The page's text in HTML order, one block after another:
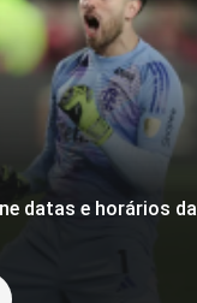
datas e horários